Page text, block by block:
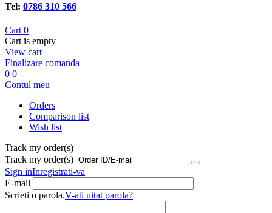
Tel: 0786 310 566
Cart 0
Cart is empty
View cart
Finalizare comanda
0 0
Contul meu
Orders
Comparison list
Wish list
Track my order(s)
Track my order(s)
Sign inInregistrati-va
E-mail
Scrieti o parola.V-ati uitat parola?